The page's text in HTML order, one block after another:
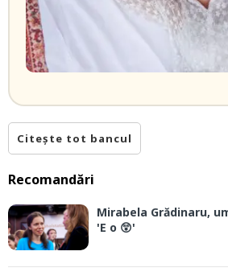
Citește tot bancul
Recomandări
Mirabela Grădinaru,
'E o 😲'